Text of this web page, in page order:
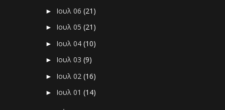
► Ιουλ 06(21)
► Ιουλ 05(21)
► Ιουλ 04(10)
► Ιουλ 03(9)
► Ιουλ 02(16)
► Ιουλ 01(14)